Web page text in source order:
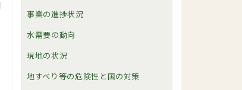
事業の進捗状況
水需要の動向
現地の状況
地すべり等の危険性と国の対策